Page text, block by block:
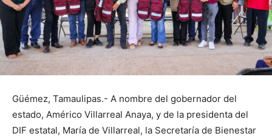
Güémez, Tamaulipas.- A nombre del gobernador del
estado, Américo Villarreal Anaya, y de la presidenta del
DIF estatal, María de Villarreal, la Secretaría de Bienestar